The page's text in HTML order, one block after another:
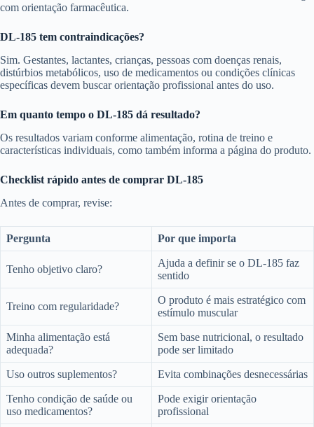
com orientação farmacêutica.
DL-185 tem contraindicações?
Sim. Gestantes, lactantes, crianças, pessoas com doenças renais,
distúrbios metabólicos, uso de medicamentos ou condições clínicas
específicas devem buscar orientação profissional antes do uso.
Em quanto tempo o DL-185 dá resultado?
Os resultados variam conforme alimentação, rotina de treino e
características individuais, como também informa a página do produto.
Checklist rápido antes de comprar DL-185
Antes de comprar, revise:
Pergunta Por que importa
Tenho objetivo claro?
Ajuda a definir se o DL-185 faz
sentido
Treino com regularidade?
O produto é mais estratégico com
estímulo muscular
Minha alimentação está
adequada?
Sem base nutricional, o resultado
pode ser limitado
Uso outros suplementos? Evita combinações desnecessárias
Tenho condição de saúde ou
uso medicamentos?
Pode exigir orientação
profissional